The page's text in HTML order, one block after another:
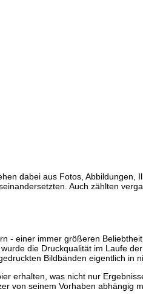
dabei aus Fotos, Abbildungen,
Auch zählten
- einer immer größeren
die Druckqualität im Laufe
Bildbänden eigentlich in
erhalten, was nicht nur
von seinem Vorhaben abhängig